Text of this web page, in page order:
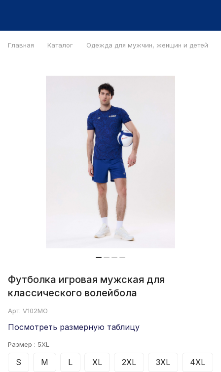
Главная Каталог Одежда для мужчин, женщин и детей
Футболка игровая мужская для
классического волейбола
Арт. V102MO
Посмотреть размерную таблицу
Размер : 5XL
S M L XL 2XL 3XL 4XL